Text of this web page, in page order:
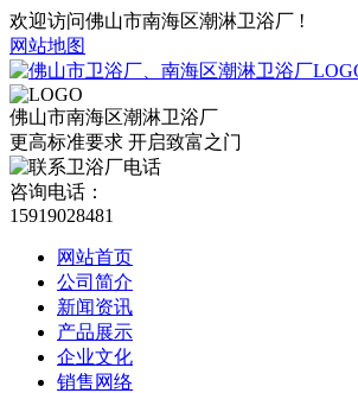
欢迎访问佛山市南海区潮淋卫浴厂 !
网站地图
佛山市南海区潮淋卫浴厂
更高标准要求 开启致富之门
咨询电话：
15919028481
网站首页
公司简介
新闻资讯
产品展示
企业文化
销售网络